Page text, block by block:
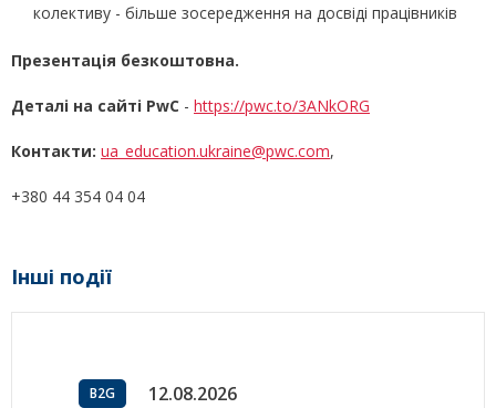
колективу - більше зосередження на досвіді працівників
Презентація безкоштовна.
Деталі на сайті PwC - https://pwc.to/3ANkORG
Контакти: ua_education.ukraine@pwc.com,
+380 44 354 04 04
Інші події
B2G 12.08.2026